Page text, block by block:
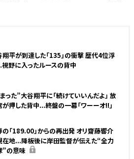
翔平が到達した「135」の衝撃 歴代4位浮
視野に入ったルースの背中
った”大谷翔平に「続けていいんだよ」 放
押した背中...終盤の一幕「ワーーオ!!」
の「189.00」からの再出発 オリ齋藤響介
在地...降板後に岸田監督が伝えた“全力
”の意味